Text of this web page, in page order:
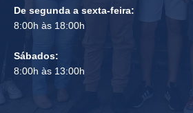
De segunda a sexta-feira:
8:00h às 18:00h
Sábados:
8:00h às 13:00h